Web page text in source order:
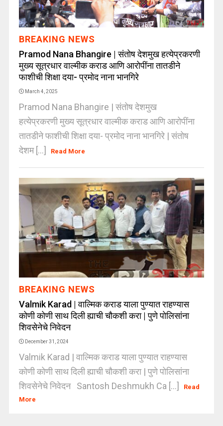
BREAKING NEWS
Pramod Nana Bhangire | संतोष देशमुख हत्येप्रकरणी
मुख्य सूत्रधार वाल्मीक कराड आणि आरोपींना तातडीने
फाशीची शिक्षा दया- प्रमोद नाना भानगिरे
March 4, 2025
Pramod Nana Bhangire | संतोष देशमुख
हत्येप्रकरणी मुख्य सूत्रधार वाल्मीक कराड आणि आरोपींना
तातडीने फाशीची शिक्षा दया- प्रमोद नाना भानगिरे | संतोष
देशम [...]
Read More
BREAKING NEWS
Valmik Karad | वाल्मिक कराड याला पुण्यात राहण्यास
कोणी कोणी साथ दिली ह्याची चौकशी करा | पुणे पोलिसांना
शिवसेनेचे निवेदन
December 31, 2024
Valmik Karad | वाल्मिक कराड याला पुण्यात राहण्यास
कोणी कोणी साथ दिली ह्याची चौकशी करा | पुणे पोलिसांना
शिवसेनेचे निवेदन Santosh Deshmukh Ca [...]
Read
More